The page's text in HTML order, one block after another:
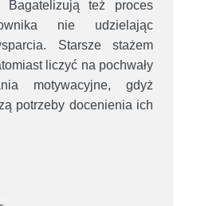
Bagatelizują też proces
nie udzielając
Starsze stażem
liczyć na pochwały
motywacyjne, gdyż
potrzeby docenienia ich